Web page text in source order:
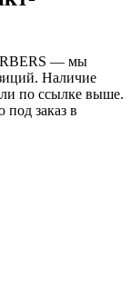
— мы
Наличие
по ссылке выше.
заказ в